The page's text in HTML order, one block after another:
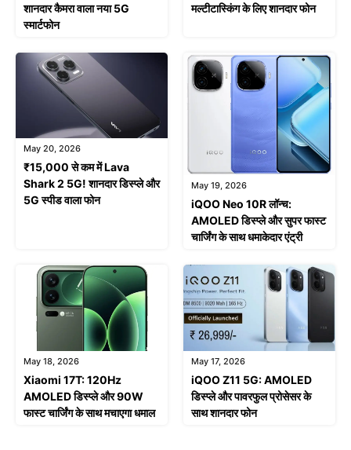
शानदार कैमरा वाला नया 5G
स्मार्टफोन
मल्टीटास्किंग के लिए शानदार फोन
May 20, 2026
₹15,000 से कम में Lava
Shark 2 5G! शानदार डिस्प्ले और
5G स्पीड वाला फोन
May 19, 2026
iQOO Neo 10R लॉन्च:
AMOLED डिस्प्ले और सुपर फास्ट
चार्जिंग के साथ धमाकेदार एंट्री
May 18, 2026
Xiaomi 17T: 120Hz
AMOLED डिस्प्ले और 90W
फास्ट चार्जिंग के साथ मचाएगा धमाल
May 17, 2026
iQOO Z11 5G: AMOLED
डिस्प्ले और पावरफुल प्रोसेसर के
साथ शानदार फोन